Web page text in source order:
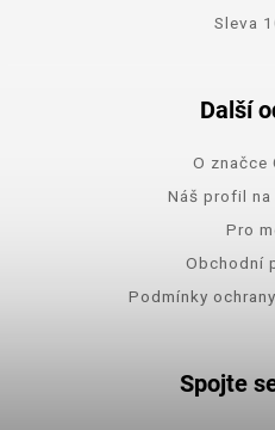
Sleva
Další
O značce
Náš profil na
Pro
Obchodní
Podmínky
Spojte